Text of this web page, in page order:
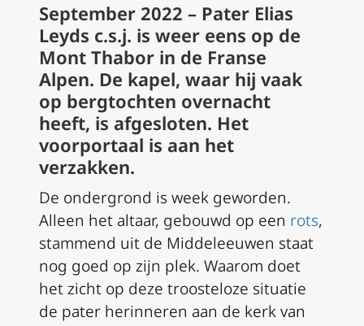
September 2022 – Pater Elias
Leyds c.s.j. is weer eens op de
Mont Thabor in de Franse
Alpen. De kapel, waar hij vaak
op bergtochten overnacht
heeft, is afgesloten. Het
voorportaal is aan het
verzakken.
De ondergrond is week geworden.
Alleen het altaar, gebouwd op een rots,
stammend uit de Middeleeuwen staat
nog goed op zijn plek. Waarom doet
het zicht op deze troosteloze situatie
de pater herinneren aan de kerk van